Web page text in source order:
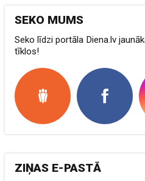
SEKO MUMS
Seko līdzi portāla Diena.lv
tīklos!
ZIŅAS E-PASTĀ